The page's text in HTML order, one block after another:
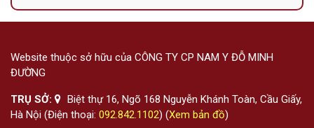
Website thuộc sở hữu của CÔNG TY CP NAM Y ĐỖ MINH
ĐƯỜNG
TRỤ SỞ:
Biệt thự 16, Ngõ 168 Nguyễn Khánh Toàn, Cầu Giấy,
Hà Nội (Điện thoại: 092.842.1102) (Xem bản đồ)